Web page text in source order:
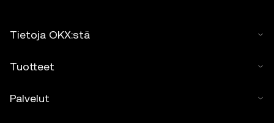
Tietoja OKX:stä
Tuotteet
Palvelut